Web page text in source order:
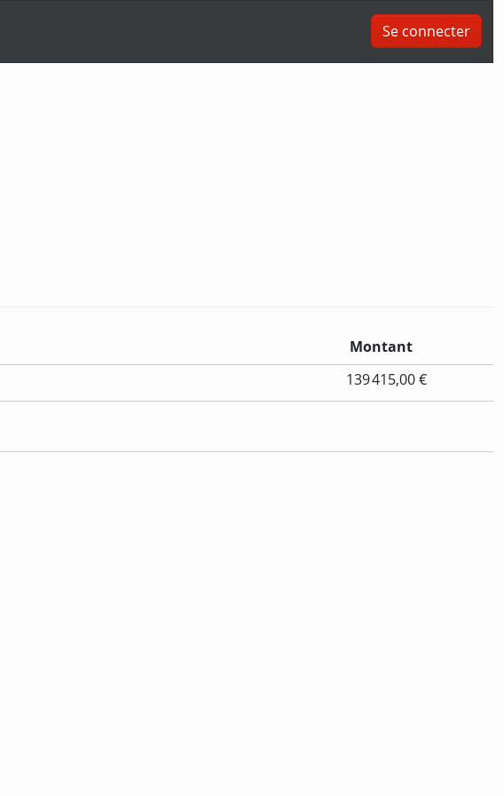
Se connecter
Montant
139 415,00 €